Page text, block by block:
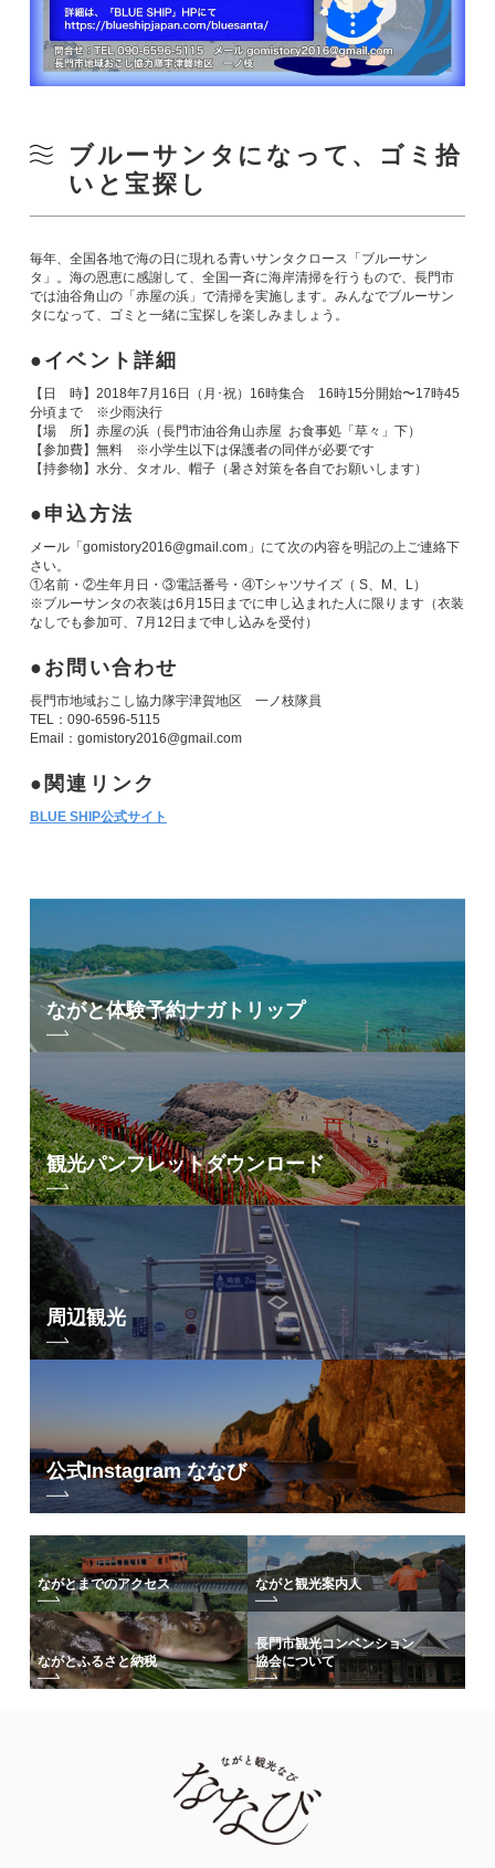
ブルーサンタになって、ゴミ拾
いと宝探し
毎年、全国各地で海の日に現れる青いサンタクロース「ブルーサン
タ」。海の恩恵に感謝して、全国一斉に海岸清掃を行うもので、長門市
では油谷角山の「赤屋の浜」で清掃を実施します。みんなでブルーサン
タになって、ゴミと一緒に宝探しを楽しみましょう。
イベント詳細
【日 時】2018年7月16日（月･祝）16時集合 16時15分開始〜17時45
分頃まで ※少雨決行
【場 所】赤屋の浜（長門市油谷角山赤屋 お食事処「草々」下）
【参加費】無料 ※小学生以下は保護者の同伴が必要です
【持参物】水分、タオル、帽子（暑さ対策を各自でお願いします）
申込方法
メール「gomistory2016@gmail.com」にて次の内容を明記の上ご連絡下
さい。
①名前・②生年月日・③電話番号・④Tシャツサイズ（ S、M、L）
※ブルーサンタの衣装は6月15日までに申し込まれた人に限ります（衣装
なしでも参加可、7月12日まで申し込みを受付）
お問い合わせ
長門市地域おこし協力隊宇津賀地区 一ノ枝隊員
TEL：090-6596-5115
Email：gomistory2016@gmail.com
関連リンク
BLUE SHIP公式サイト
ながと体験予約ナガトリップ
観光パンフレットダウンロード
周辺観光
公式Instagram ななび
ながとまでのアクセス ながと観光案内人
ながとふるさと納税
長門市観光コンベンション
協会について